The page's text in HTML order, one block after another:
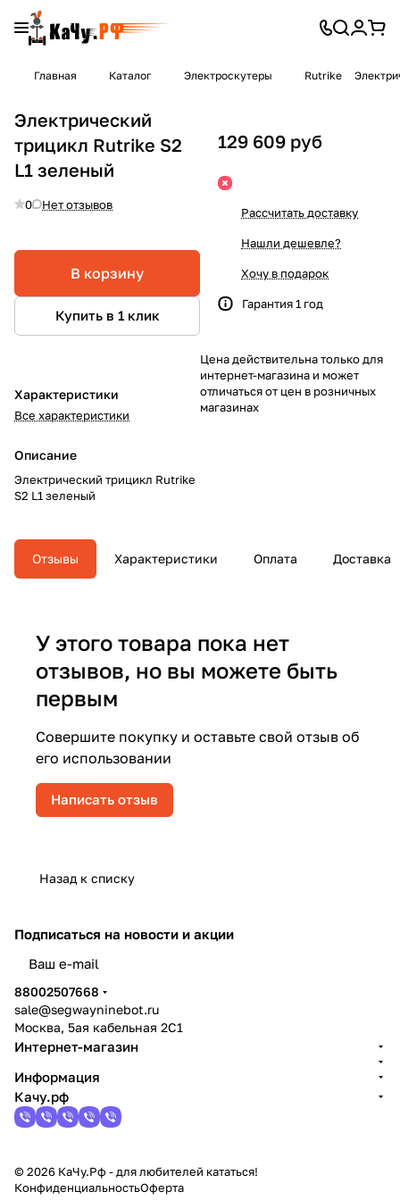
Главная Каталог Электроскутеры Rutrike
Электрический
трицикл Rutrike S2
L1 зеленый
0 Нет отзывов
В корзину
Купить в 1 клик
Характеристики
Все характеристики
Описание
Электрический трицикл Rutrike
S2 L1 зеленый
129 609 руб
Рассчитать доставку
Нашли дешевле?
Хочу в подарок
Гарантия 1 год
Цена действительна только для
интернет-магазина и может
отличаться от цен в розничных
магазинах
Отзывы Характеристики Оплата Доставка
У этого товара пока нет
отзывов, но вы можете быть
первым
Совершите покупку и оставьте свой отзыв об
его использовании
Написать отзыв
Назад к списку
Подписаться на новости и акции
88002507668
sale@segwayninebot.ru
Москва, 5ая кабельная 2С1
Интернет-магазин
Информация
Качу.рф
© 2026 КаЧу.Рф - для любителей кататься!
КонфиденциальностьОферта